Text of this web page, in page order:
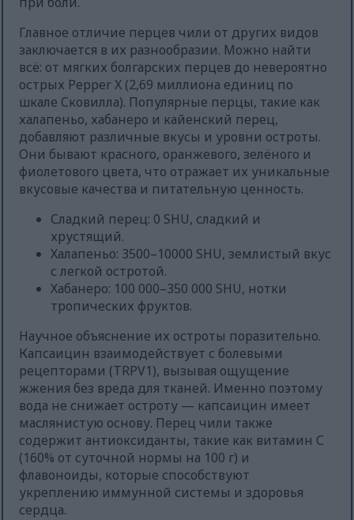
Главное отличие перцев чили от других видов
заключается в их разнообразии. Можно найти
всё: от мягких болгарских перцев до невероятно
острых Pepper X (2,69 миллиона единиц по
шкале Сковилла). Популярные перцы, такие как
халапеньо, хабанеро и кайенский перец,
добавляют различные вкусы и уровни остроты.
Они бывают красного, оранжевого, зелёного и
фиолетового цвета, что отражает их уникальные
вкусовые качества и питательную ценность.
Сладкий перец: 0 SHU, сладкий и
хрустящий.
Халапеньо: 3500–10000 SHU, землистый вкус
с легкой остротой.
Хабанеро: 100 000–350 000 SHU, нотки
тропических фруктов.
Научное объяснение их остроты поразительно.
Капсаицин взаимодействует с болевыми
рецепторами (TRPV1), вызывая ощущение
жжения без вреда для тканей. Именно поэтому
вода не снижает остроту — капсаицин имеет
маслянистую основу. Перец чили также
содержит антиоксиданты, такие как витамин С
(160% от суточной нормы на 100 г) и
флавоноиды, которые способствуют
укреплению иммунной системы и здоровья
сердца.